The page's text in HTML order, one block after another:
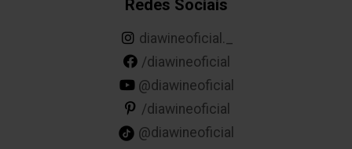
Redes Sociais
diawineoficial._
/diawineoficial
@diawineoficial
/diawineoficial
@diawineoficial